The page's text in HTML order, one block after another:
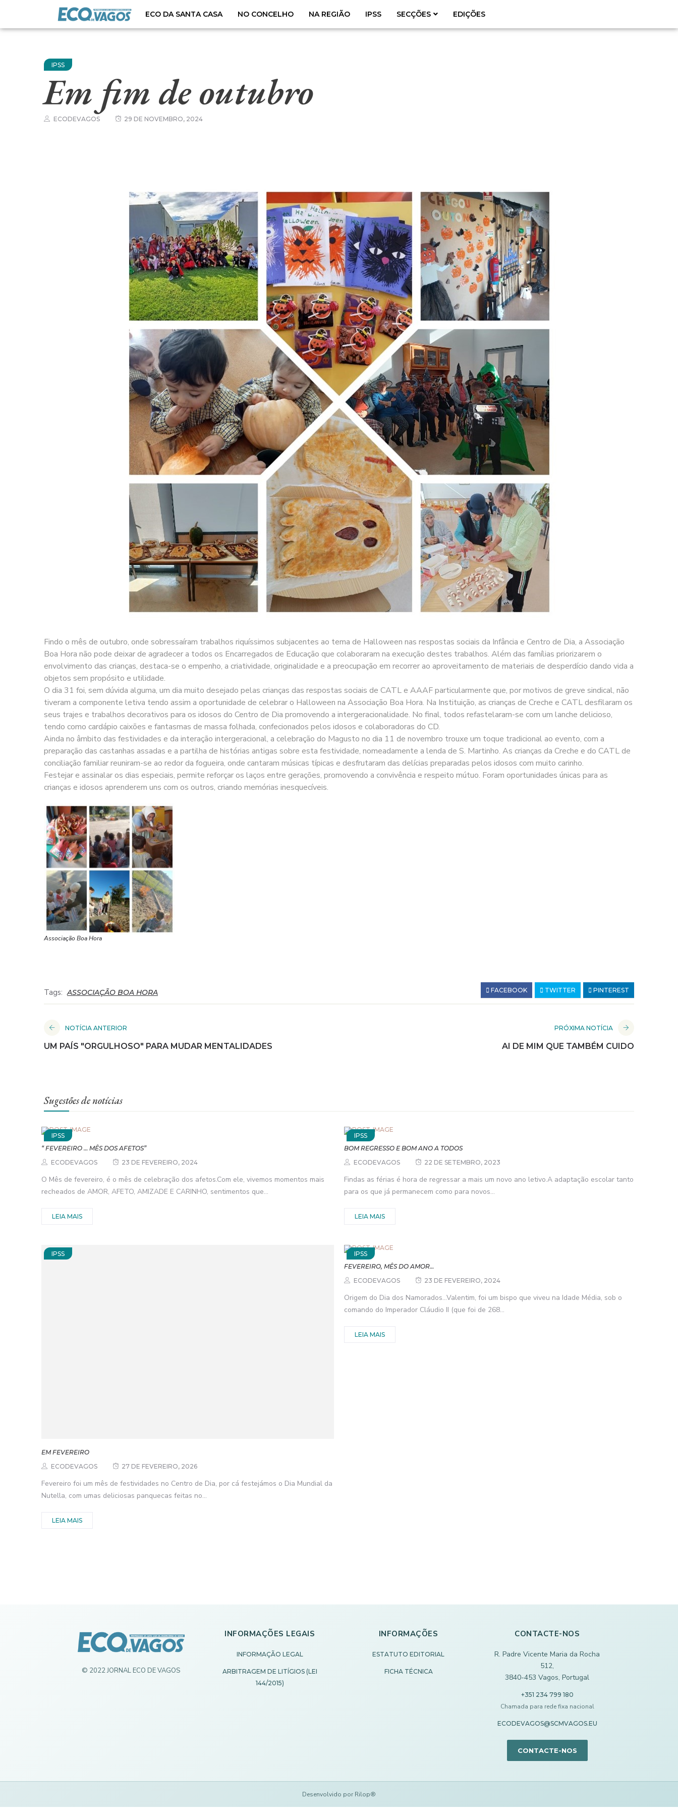
ECO DA SANTA CASA NO CONCELHO NA REGIÃO IPSS SECÇÕES EDIÇÕES
IPSS
Em fim de outubro
ECODEVAGOS 29 DE NOVEMBRO, 2024
Findo o mês de outubro, onde sobressaíram trabalhos riquíssimos subjacentes ao tema de Halloween nas respostas sociais da Infância e Centro de Dia, a Associação
Boa Hora não pode deixar de agradecer a todos os Encarregados de Educação que colaboraram na execução destes trabalhos. Além das famílias priorizarem o
envolvimento das crianças, destaca-se o empenho, a criatividade, originalidade e a preocupação em recorrer ao aproveitamento de materiais de desperdício dando vida a
objetos sem propósito e utilidade.
O dia 31 foi, sem dúvida alguma, um dia muito desejado pelas crianças das respostas sociais de CATL e AAAF particularmente que, por motivos de greve sindical, não
tiveram a componente letiva tendo assim a oportunidade de celebrar o Halloween na Associação Boa Hora. Na Instituição, as crianças de Creche e CATL desfilaram os
seus trajes e trabalhos decorativos para os idosos do Centro de Dia promovendo a intergeracionalidade. No final, todos refastelaram-se com um lanche delicioso,
tendo como cardápio caixões e fantasmas de massa folhada, confecionados pelos idosos e colaboradoras do CD.
Ainda no âmbito das festividades e da interação intergeracional, a celebração do Magusto no dia 11 de novembro trouxe um toque tradicional ao evento, com a
preparação das castanhas assadas e a partilha de histórias antigas sobre esta festividade, nomeadamente a lenda de S. Martinho. As crianças da Creche e do CATL de
conciliação familiar reuniram-se ao redor da fogueira, onde cantaram músicas típicas e desfrutaram das delícias preparadas pelos idosos com muito carinho.
Festejar e assinalar os dias especiais, permite reforçar os laços entre gerações, promovendo a convivência e respeito mútuo. Foram oportunidades únicas para as
crianças e idosos aprenderem uns com os outros, criando memórias inesquecíveis.
Associação Boa Hora
Tags: ASSOCIAÇÃO BOA HORA FACEBOOK TWITTER PINTEREST
NOTÍCIA ANTERIOR
UM PAÍS "ORGULHOSO" PARA MUDAR MENTALIDADES
PRÓXIMA NOTÍCIA
AI DE MIM QUE TAMBÉM CUIDO
Sugestões de notícias
IPSS
“ FEVEREIRO … MÊS DOS AFETOS”
ECODEVAGOS
23 DE FEVEREIRO, 2024
O Mês de fevereiro, é o mês de celebração dos afetos.Com ele, vivemos momentos mais
recheados de AMOR, AFETO, AMIZADE E CARINHO, sentimentos que...
LEIA MAIS
IPSS
BOM REGRESSO E BOM ANO A TODOS
ECODEVAGOS
22 DE SETEMBRO, 2023
Findas as férias é hora de regressar a mais um novo ano letivo.A adaptação escolar tanto
para os que já permanecem como para novos...
LEIA MAIS
IPSS
EM FEVEREIRO
ECODEVAGOS
27 DE FEVEREIRO, 2026
Fevereiro foi um mês de festividades no Centro de Dia, por cá festejámos o Dia Mundial da
Nutella, com umas deliciosas panquecas feitas no...
LEIA MAIS
IPSS
FEVEREIRO, MÊS DO AMOR…
ECODEVAGOS
23 DE FEVEREIRO, 2024
Origem do Dia dos Namorados…Valentim, foi um bispo que viveu na Idade Média, sob o
comando do Imperador Cláudio II (que foi de 268...
LEIA MAIS
© 2022 JORNAL ECO DE VAGOS
INFORMAÇÕES LEGAIS
INFORMAÇÃO LEGAL
ARBITRAGEM DE LITÍGIOS (LEI
144/2015)
INFORMAÇÕES
ESTATUTO EDITORIAL
FICHA TÉCNICA
CONTACTE-NOS
R. Padre Vicente Maria da Rocha
512,
3840-453 Vagos, Portugal
+351 234 799 180
Chamada para rede fixa nacional
ECODEVAGOS@SCMVAGOS.EU
CONTACTE-NOS
Desenvolvido por Rilop®